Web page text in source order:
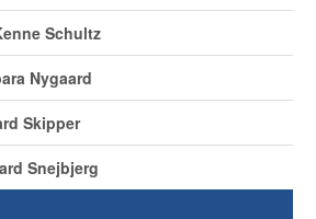
Schultz
Nygaard
Skipper
Snejbjerg